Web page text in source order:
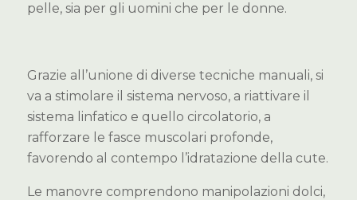
pelle, sia per gli uomini che per le donne.
Grazie all’unione di diverse tecniche manuali, si
va a stimolare il sistema nervoso, a riattivare il
sistema linfatico e quello circolatorio, a
rafforzare le fasce muscolari profonde,
favorendo al contempo l’idratazione della cute.
Le manovre comprendono manipolazioni dolci,